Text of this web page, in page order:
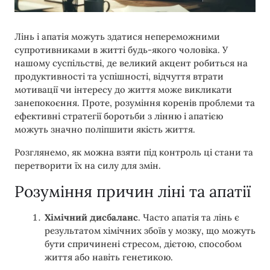
Лінь і апатія можуть здатися непереможними
супротивниками в житті будь-якого чоловіка. У
нашому суспільстві, де великий акцент робиться на
продуктивності та успішності, відчуття втрати
мотивації чи інтересу до життя може викликати
занепокоєння. Проте, розуміння коренів проблеми та
ефективні стратегії боротьби з лінню і апатією
можуть значно поліпшити якість життя.
Розглянемо, як можна взяти під контроль ці стани та
перетворити їх на силу для змін.
Розуміння причин ліні та апатії
Хімічний дисбаланс. Часто апатія та лінь є
результатом хімічних збоїв у мозку, що можуть
бути спричинені стресом, дієтою, способом
життя або навіть генетикою.